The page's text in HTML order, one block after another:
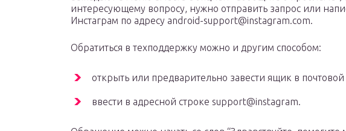
интересующему вопросу, нужно отправить запрос или
Инстаграм по адресу android-support@instagram.com.
Обратиться в техподдержку можно и другим способом:
открыть или предварительно завести ящик в
ввести в адресной строке support@instagram.